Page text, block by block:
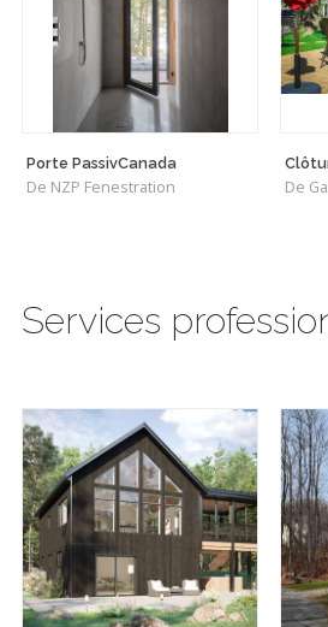
Porte PassivCanada
De NZP Fenestration De
Services